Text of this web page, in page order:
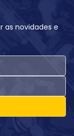
as novidades e